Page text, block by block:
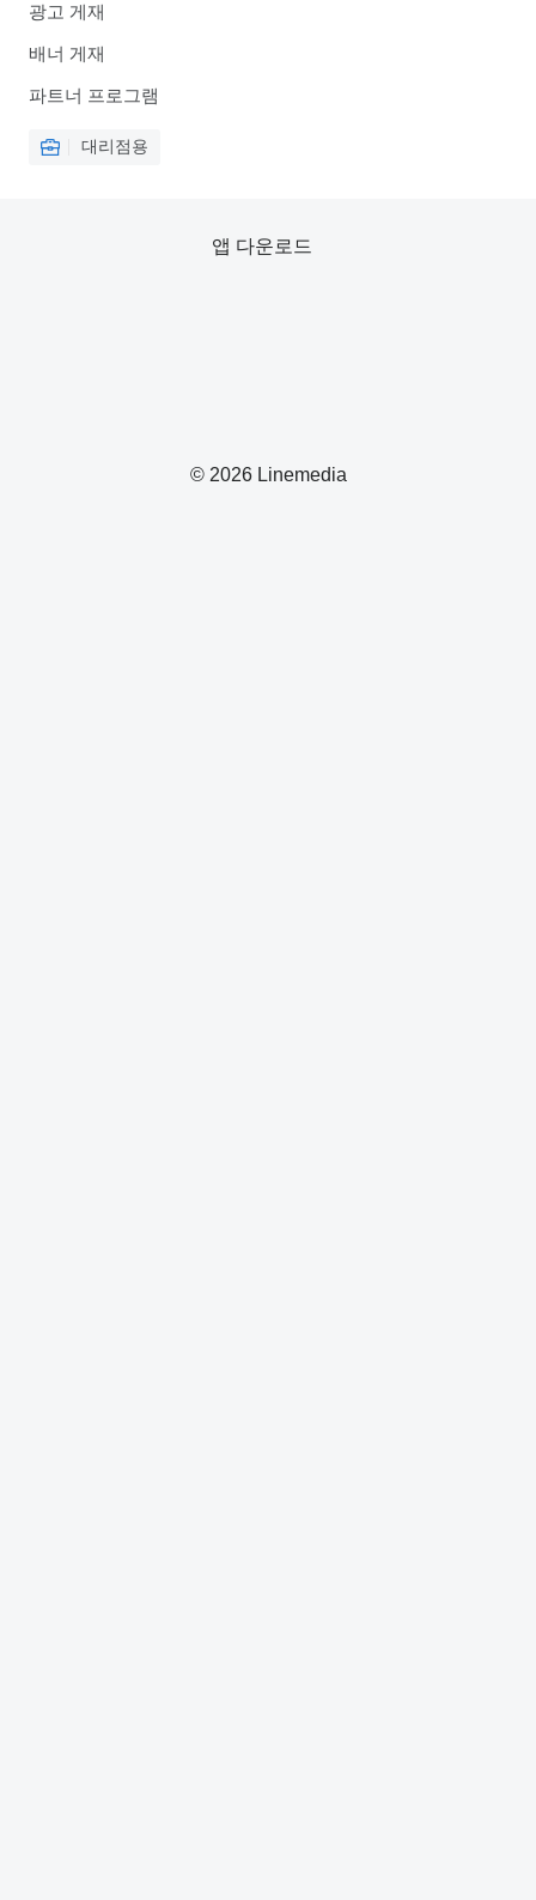
광고 게재
배너 게재
파트너 프로그램
대리점용
© 2026 Linemedia
앱 다운로드